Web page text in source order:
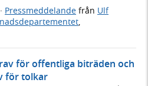
· Pressmeddelande från Ulf
,
för offentliga biträden och
för tolkar